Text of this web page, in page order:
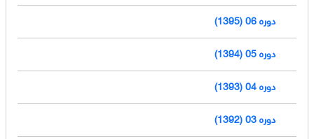
دوره 06 (1395)
دوره 05 (1394)
دوره 04 (1393)
دوره 03 (1392)